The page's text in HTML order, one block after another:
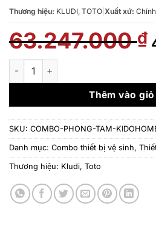
Thương hiệu: KLUDI, TOTO Xuất xứ:
63.247.000₫
Combo Kidohomes 23 số lượng
Thêm vào
SKU: COMBO-PHONG-TAM-
Danh mục: Combo thiết bị vệ sinh,
Thương hiệu: Kludi, Toto